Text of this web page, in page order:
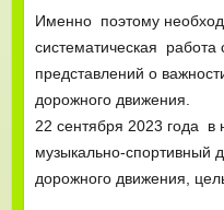
Именно поэтому
систематическая
представлений о
дорожного движения.
22 сентября 2023 года
музыкально-спортивный
дорожного движения,